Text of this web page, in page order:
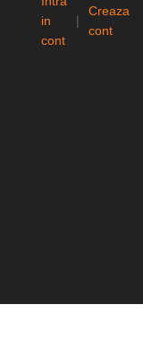
in
cont
|
Creaza
cont